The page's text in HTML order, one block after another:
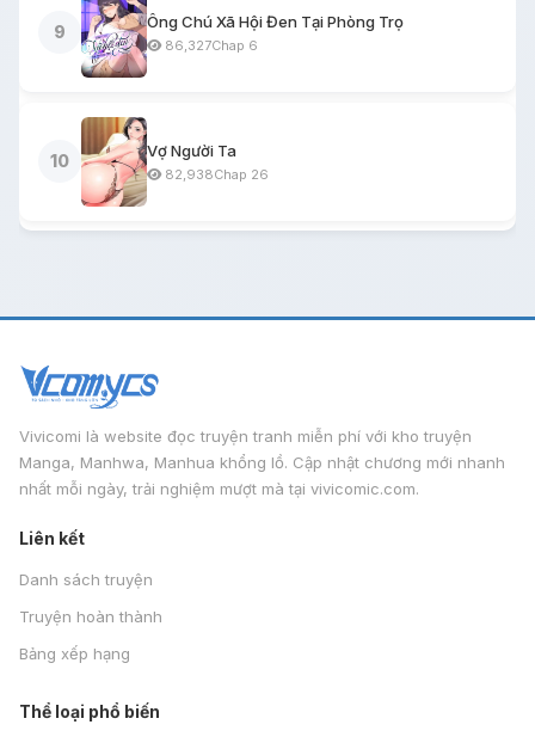
9
Ông Chú Xã Hội Đen Tại Phòng Trọ
86,327Chap 6
10
Vợ Người Ta
82,938Chap 26
Vivicomi là website đọc truyện tranh miễn phí với kho truyện
Manga, Manhwa, Manhua khổng lồ. Cập nhật chương mới nhanh
nhất mỗi ngày, trải nghiệm mượt mà tại vivicomic.com.
Liên kết
Danh sách truyện
Truyện hoàn thành
Bảng xếp hạng
Thể loại phổ biến